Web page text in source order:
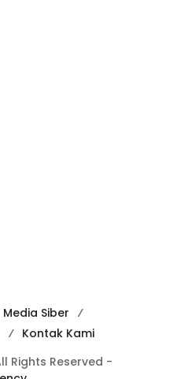
Siber
Kontak Kami
Rights Reserved -